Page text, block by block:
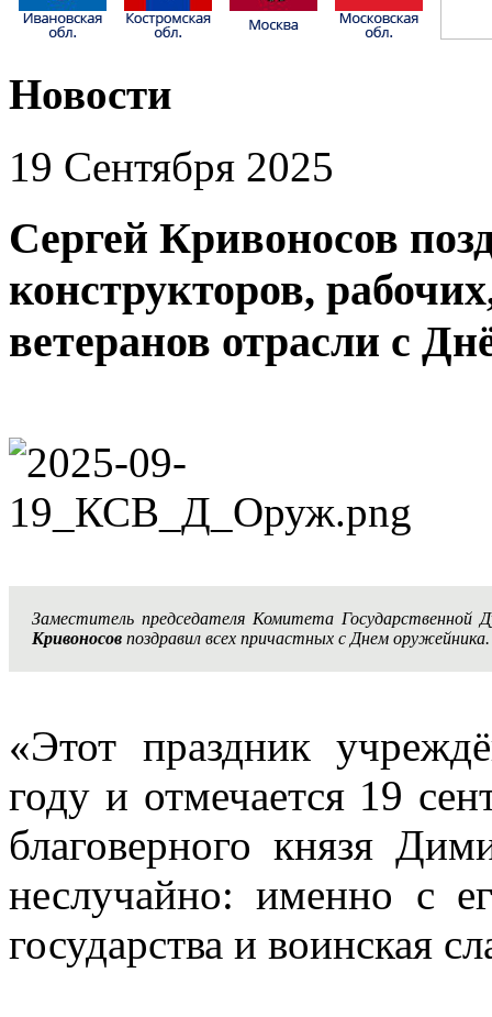
Новости
19 Сентября 2025
Сергей Кривоносов
конструкторов,
ветеранов отрасли с
Заместитель председателя Комитета
Кривоносов поздравил всех причастных с Днем оружейника.
«Этот праздник
году и отмечается 19
благоверного князя
неслучайно: именно с
государства и воинская